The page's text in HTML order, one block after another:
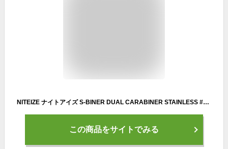
NITEIZE ナイトアイズ S-BINER DUAL CARABINER STAINLESS #2 エスビナー デュアルカラビナ ステンレス カラビナ キーホルダー キーリング 【メール便対応可】
この商品をサイトでみる